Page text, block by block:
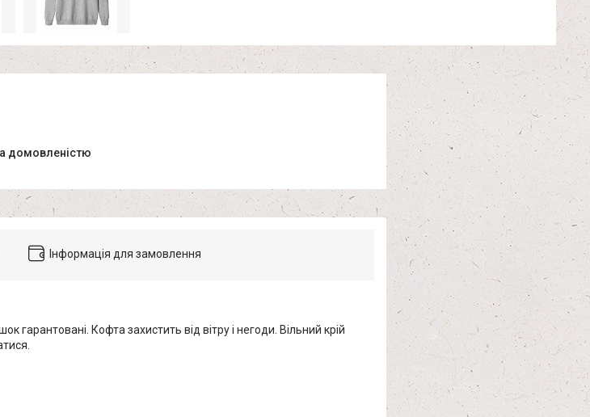
домовленістю
Інформація для замовлення
гарантовані. Кофта захистить від вітру і негоди. Вільний крій